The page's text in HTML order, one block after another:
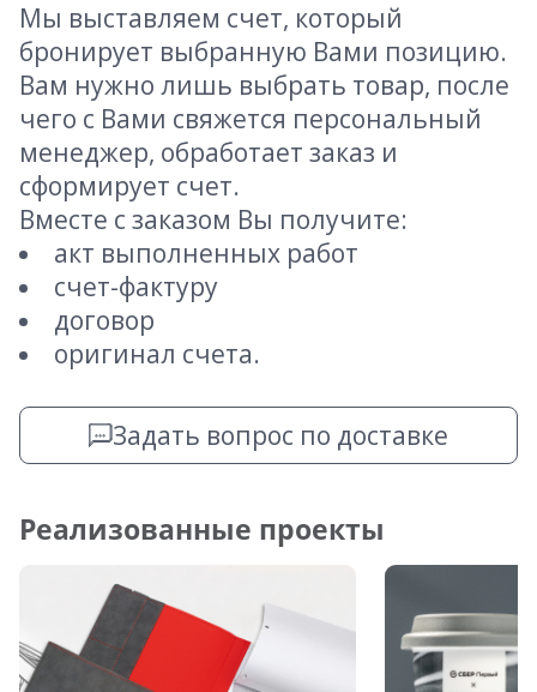
Мы выставляем счет, который
бронирует выбранную Вами позицию.
Вам нужно лишь выбрать товар, после
чего с Вами свяжется персональный
менеджер, обработает заказ и
сформирует счет.
Вместе с заказом Вы получите:
акт выполненных работ
счет-фактуру
договор
оригинал счета.
Задать вопрос по доставке
Реализованные проекты